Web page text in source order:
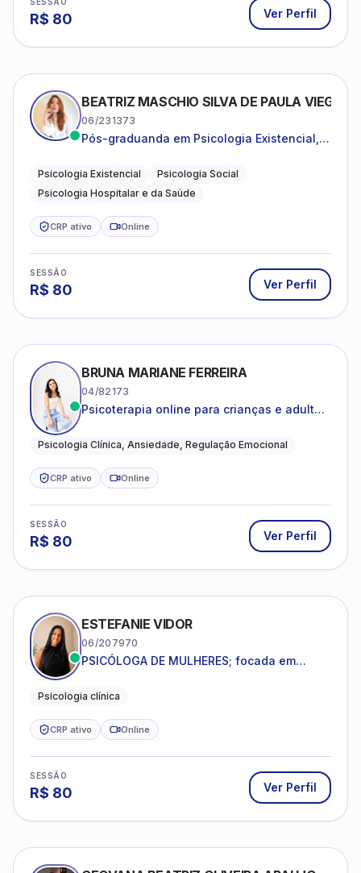
SESSÃO
R$ 80 Ver Perfil
BEATRIZ MASCHIO SILVA DE PAULA VIEGAS
06/231373
Pós-graduanda em Psicologia Existencial,
da Saúde.
Psicologia Existencial
Psicologia Social
Psicologia Hospitalar e da Saúde
CRP ativo Online
SESSÃO
R$ 80 Ver Perfil
BRUNA MARIANE FERREIRA
04/82173
Psicoterapia online para crianças e adultos
reduzir a ansiedade e construir uma vida
Psicologia Clínica, Ansiedade, Regulação Emocional
CRP ativo Online
SESSÃO
R$ 80 Ver Perfil
ESTEFANIE VIDOR
06/207970
PSICÓLOGA DE MULHERES; focada em
dentro da sua realidade.
Psicologia clínica
CRP ativo Online
SESSÃO
R$ 80 Ver Perfil